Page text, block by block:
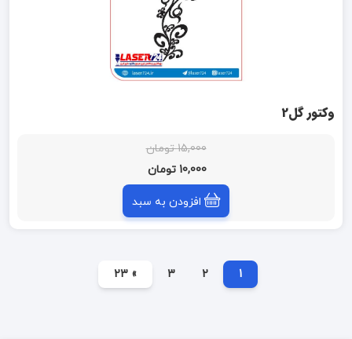
وکتور گل2
15,000 تومان
10,000 تومان
افزودن به سبد
1
2
3
» 23